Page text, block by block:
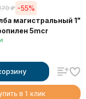
₽ -55%
1"
5mcr
в 1 клик